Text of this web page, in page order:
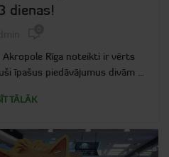
dienas!
Akropole Rīga noteikti ir vērts
īpašus piedāvājumus divām ...
TĀLĀK